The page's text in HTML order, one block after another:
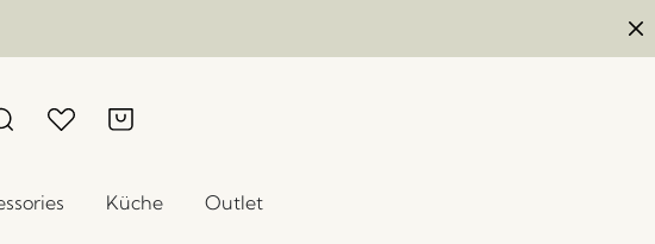
Küche Outlet